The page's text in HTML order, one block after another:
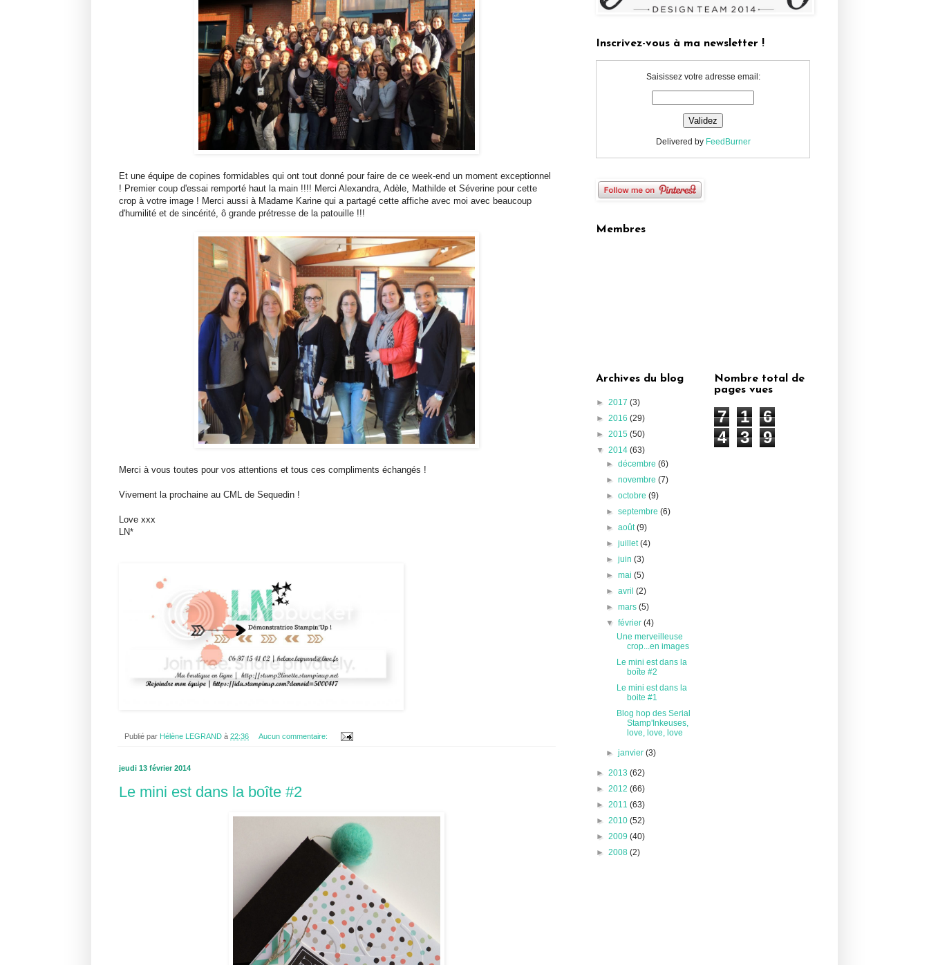
Et une équipe de copines formidables qui ont tout donné pour faire de ce week-end un moment exceptionnel
! Premier coup d'essai remporté haut la main !!!! Merci Alexandra, Adèle, Mathilde et Séverine pour cette
crop à votre image ! Merci aussi à Madame Karine qui a partagé cette affiche avec moi avec beaucoup
d'humilité et de sincérité, ô grande prétresse de la patouille !!!
Merci à vous toutes pour vos attentions et tous ces compliments échangés !
Vivement la prochaine au CML de Sequedin !
Love xxx
LN*
Publié par Hélène LEGRAND à 22:36 Aucun commentaire:
jeudi 13 février 2014
Le mini est dans la boîte #2
Inscrivez-vous à ma newsletter !
Saisissez votre adresse email:
Delivered by FeedBurner
Membres
Archives du blog
► 2017 (3)
► 2016 (29)
► 2015 (50)
▼ 2014 (63)
►décembre(6)
►novembre(7)
►octobre(9)
►septembre(6)
►août(9)
►juillet(4)
►juin(3)
►mai(5)
►avril(2)
►mars(5)
▼février(4)
Une merveilleuse
crop...en images
Le mini est dans la
boîte #2
Le mini est dans la
boite #1
Blog hop des Serial
Stamp'Inkeuses,
love, love, love
►janvier(3)
► 2013 (62)
► 2012 (66)
► 2011 (63)
► 2010 (52)
► 2009 (40)
► 2008 (2)
Nombre total de
pages vues
7 1
6
4
3 9